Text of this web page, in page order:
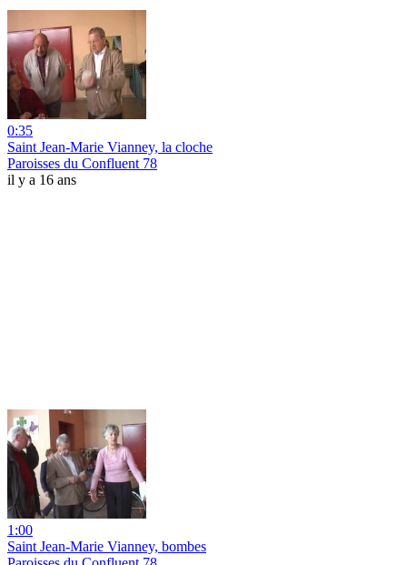
0:35
Saint Jean-Marie Vianney, la cloche
Paroisses du Confluent 78
il y a 16 ans
1:00
Saint Jean-Marie Vianney, bombes